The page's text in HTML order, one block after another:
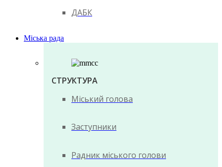
ДАБК
Міська рада
СТРУКТУРА
Міський голова
Заступники
Радник міського голови